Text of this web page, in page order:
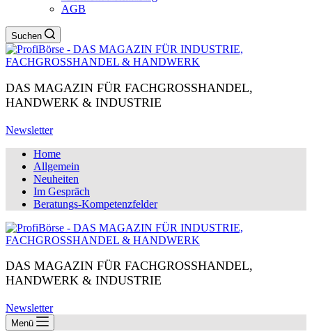
AGB
Suchen
DAS MAGAZIN FÜR FACHGROSSHANDEL,
HANDWERK & INDUSTRIE
Newsletter
Home
Allgemein
Neuheiten
Im Gespräch
Beratungs-Kompetenzfelder
DAS MAGAZIN FÜR FACHGROSSHANDEL,
HANDWERK & INDUSTRIE
Newsletter
Menü